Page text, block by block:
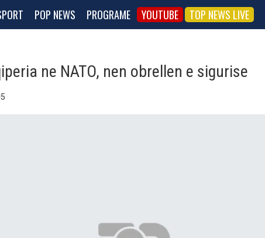
POP NEWS PROGRAME YOUTUBE TOP NEWS LIVE
ne NATO, nen obrellen e sigurise